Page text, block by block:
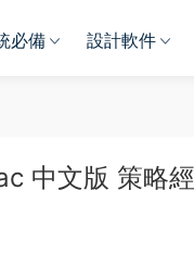
必備 設計軟件
中文版 策略